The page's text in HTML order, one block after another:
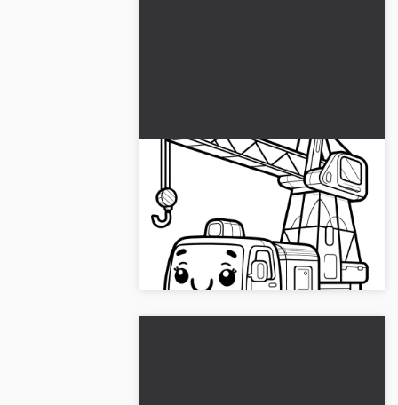
Vänlig leksakskran: Enkel
målarbild (Gratis)
Upplev den vänliga leksakskranen
som en gratis målarbild. Skriv ut den
eller måla den online. Ladda ner nu!...